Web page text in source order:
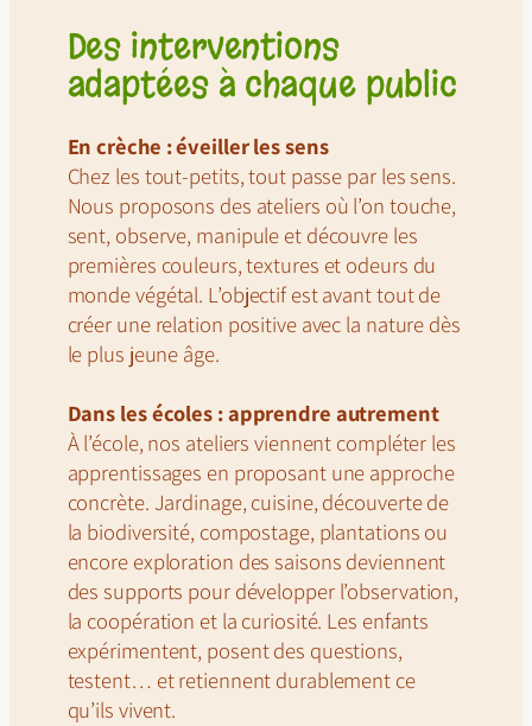
Des interventions
adaptées à chaque public
En crèche : éveiller les sens
Chez les tout-petits, tout passe par les sens.
Nous proposons des ateliers où l’on touche,
sent, observe, manipule et découvre les
premières couleurs, textures et odeurs du
monde végétal. L’objectif est avant tout de
créer une relation positive avec la nature dès
le plus jeune âge.
Dans les écoles : apprendre autrement
À l’école, nos ateliers viennent compléter les
apprentissages en proposant une approche
concrète. Jardinage, cuisine, découverte de
la biodiversité, compostage, plantations ou
encore exploration des saisons deviennent
des supports pour développer l’observation,
la coopération et la curiosité. Les enfants
expérimentent, posent des questions,
testent… et retiennent durablement ce
qu’ils vivent.